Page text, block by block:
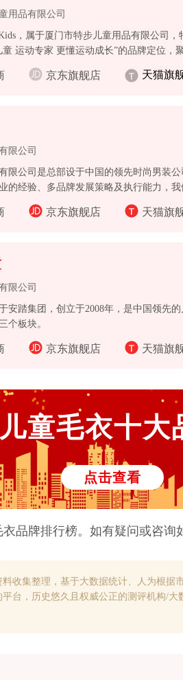
用品有限公司
，属于厦门市特步儿童用品有限公司
童 运动专家 更懂运动成长”的品牌定位，
心，加大功能科技的研发投入，致力于
京东旗舰店 天猫旗
限公司
限公司是总部设于中国的领先时尚男装
的经验、多品牌发展策略及执行能力，我
京东旗舰店 天猫旗
限公司
安踏集团，创立于2008年，是中国领先
个板块。
京东旗舰店 天猫旗
儿童毛衣十大
点击查看
衣品牌排行榜。如有疑问或咨询
收集整理，基于大数据统计、人为根
台，历史悠久且权威公正的测评机构/